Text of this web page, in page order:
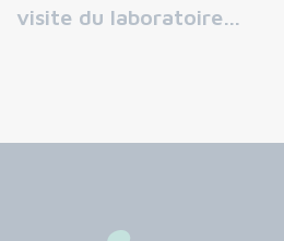
visite du laboratoire…